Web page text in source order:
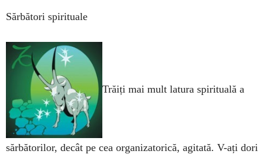
Sărbători spirituale
Trăiți mai mult latura spirituală a
sărbătorilor, decât pe cea organizatorică, agitată. V-ați dori